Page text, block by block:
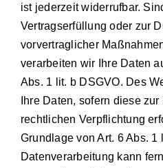
ist jederzeit widerrufbar.
Vertragserfüllung oder zur
vorvertraglicher
verarbeiten wir Ihre Daten
Abs. 1 lit. b DSGVO. Des
Ihre Daten, sofern diese
rechtlichen Verpflichtung
Grundlage von Art. 6 Abs. 1
Datenverarbeitung kann